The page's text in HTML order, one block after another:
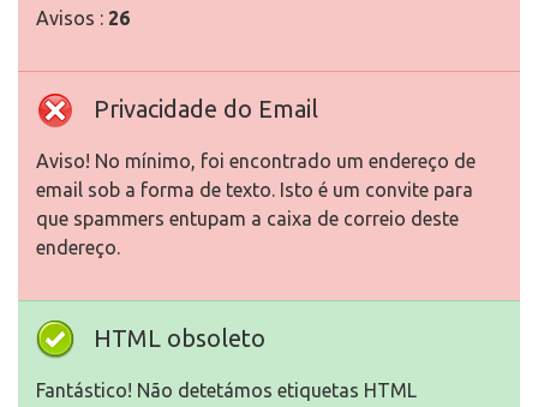
Avisos : 26
Privacidade do Email
Aviso! No mínimo, foi encontrado um endereço de
email sob a forma de texto. Isto é um convite para
que spammers entupam a caixa de correio deste
endereço.
HTML obsoleto
Fantástico! Não detetámos etiquetas HTML